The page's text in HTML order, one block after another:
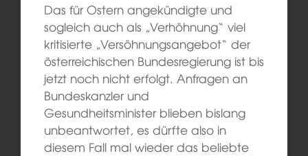
Das für Ostern angekündigte und
sogleich auch als „Verhöhnung“ viel
kritisierte „Versöhnungsangebot“ der
österreichischen Bundesregierung ist bis
jetzt noch nicht erfolgt. Anfragen an
Bundeskanzler und
Gesundheitsminister blieben bislang
unbeantwortet, es dürfte also in
diesem Fall mal wieder das beliebte